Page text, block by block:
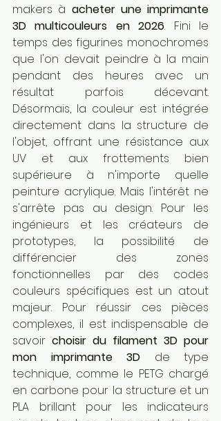
makers à acheter une imprimante
3D multicouleurs en 2026. Fini le
temps des figurines monochromes
que l'on devait peindre à la main
pendant des heures avec un
résultat parfois décevant.
Désormais, la couleur est intégrée
directement dans la structure de
l'objet, offrant une résistance aux
UV et aux frottements bien
supérieure à n'importe quelle
peinture acrylique. Mais l'intérêt ne
s'arrête pas au design. Pour les
ingénieurs et les créateurs de
prototypes, la possibilité de
différencier des zones
fonctionnelles par des codes
couleurs spécifiques est un atout
majeur. Pour réussir ces pièces
complexes, il est indispensable de
savoir choisir du filament 3D pour
mon imprimante 3D de type
technique, comme le PETG chargé
en carbone pour la structure et un
PLA brillant pour les indicateurs